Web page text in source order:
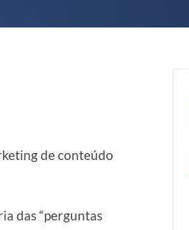
de conteúdo
das “perguntas